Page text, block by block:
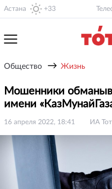
Астана +33
Общество → Жизнь
Мошенники
имени
16 апреля 2022, 18:41 ИА